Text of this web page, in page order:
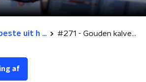
uit h ... #271 - Gouden kalveren, schietpartij in Rotterdam en de familie Kessler
af